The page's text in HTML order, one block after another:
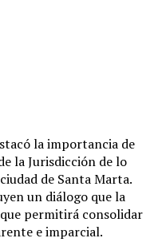
la importancia de
la Jurisdicción de lo
de Santa Marta.
un diálogo que la
permitirá consolidar
e imparcial.